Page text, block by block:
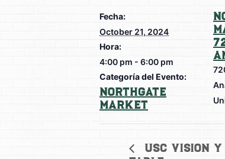
Fecha:
October 21, 2024
Hora:
4:00 pm - 6:00 pm
Categoría del Evento:
Northgate
Market
USC Vision